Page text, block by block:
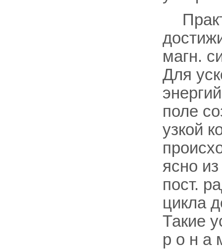
магн.
Для
поле
узкой
ясно
пост.
цикла
Такие
р о н а